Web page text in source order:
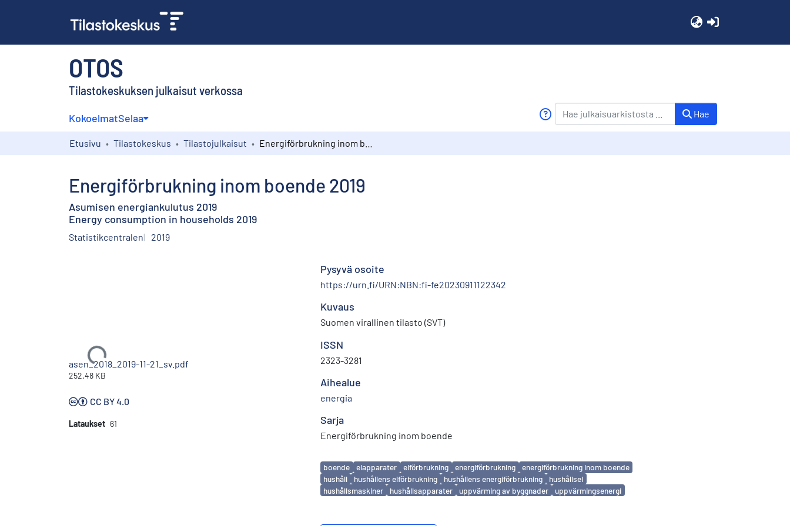
OTOS
Tilastokeskuksen julkaisut verkossa
KokoelmatSelaa Hae
Etusivu Tilastokeskus Tilastojulkaisut
Energiförbrukning inom boende 2019
Asumisen energiankulutus 2019
Energy consumption in households 2019
Statistikcentralen 2019
Ladataan...
asen_2018_2019-11-21_sv.pdf
252.48 KB
CC BY 4.0
Lataukset 61
Pysyvä osoite
https://urn.fi/URN:NBN:fi-fe20230911122342
Kuvaus
Suomen virallinen tilasto (SVT)
ISSN
2323-3281
Aihealue
energia
Sarja
Energiförbrukning inom boende
Avainsanat
boende elapparater elförbrukning energiförbrukning
energiförbrukning inom boende
hushåll
hushållens elförbrukning hushållens energiförbrukning
hushållsel
hushållsmaskiner
hushållsapparater uppvärming av byggnader uppvärmingsenergi